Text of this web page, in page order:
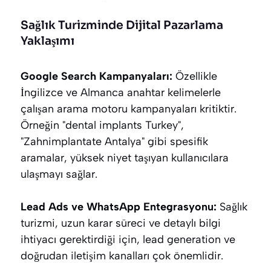
Sağlık Turizminde Dijital Pazarlama
Yaklaşımı
Google Search Kampanyaları: Özellikle
İngilizce ve Almanca anahtar kelimelerle
çalışan arama motoru kampanyaları kritiktir.
Örneğin "dental implants Turkey",
"Zahnimplantate Antalya" gibi spesifik
aramalar, yüksek niyet taşıyan kullanıcılara
ulaşmayı sağlar.
Lead Ads ve WhatsApp Entegrasyonu: Sağlık
turizmi, uzun karar süreci ve detaylı bilgi
ihtiyacı gerektirdiği için, lead generation ve
doğrudan iletişim kanalları çok önemlidir.